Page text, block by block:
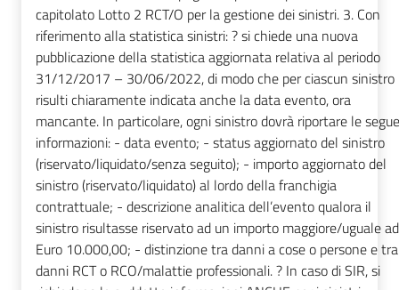
capitolato Lotto 2 RCT/O per la gestione dei sinistri. 3. Con
riferimento alla statistica sinistri: ? si chiede una nuova
pubblicazione della statistica aggiornata relativa al periodo
31/12/2017 – 30/06/2022, di modo che per ciascun sinistro
risulti chiaramente indicata anche la data evento, ora
mancante. In particolare, ogni sinistro dovrà riportare le
informazioni: - data evento; - status aggiornato del sinistro
(riservato/liquidato/senza seguito); - importo aggiornato del
sinistro (riservato/liquidato) al lordo della franchigia
contrattuale; - descrizione analitica dell’evento qualora il
sinistro risultasse riservato ad un importo maggiore/uguale ad
Euro 10.000,00; - distinzione tra danni a cose o persone e tra
danni RCT o RCO/malattie professionali. ? In caso di SIR, si